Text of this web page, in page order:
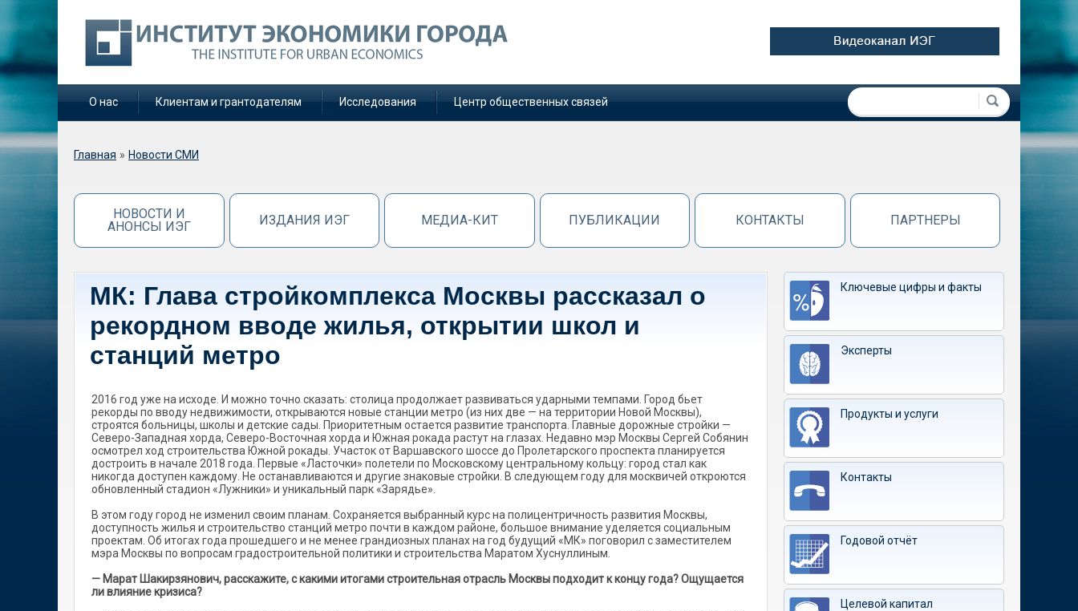
О нас Клиентам и грантодателям Исследования Центр общественных связей Форма поиска
Поиск
Вы здесь
Главная » Новости СМИ
НОВОСТИ И
АНОНСЫ ИЭГ
ИЗДАНИЯ ИЭГ МЕДИА-КИТ ПУБЛИКАЦИИ КОНТАКТЫ ПАРТНЕРЫ
МК: Глава стройкомплекса Москвы рассказал о
рекордном вводе жилья, открытии школ и
станций метро
2016 год уже на исходе. И можно точно сказать: столица продолжает развиваться ударными темпами. Город бьет
рекорды по вводу недвижимости, открываются новые станции метро (из них две — на территории Новой Москвы),
строятся больницы, школы и детские сады. Приоритетным остается развитие транспорта. Главные дорожные стройки —
Северо-Западная хорда, Северо-Восточная хорда и Южная рокада растут на глазах. Недавно мэр Москвы Сергей Собянин
осмотрел ход строительства Южной рокады. Участок от Варшавского шоссе до Пролетарского проспекта планируется
достроить в начале 2018 года. Первые «Ласточки» полетели по Московскому центральному кольцу: город стал как
никогда доступен каждому. Не останавливаются и другие знаковые стройки. В следующем году для москвичей откроются
обновленный стадион «Лужники» и уникальный парк «Зарядье».
В этом году город не изменил своим планам. Сохраняется выбранный курс на полицентричность развития Москвы,
доступность жилья и строительство станций метро почти в каждом районе, большое внимание уделяется социальным
проектам. Об итогах года прошедшего и не менее грандиозных планах на год будущий «МК» поговорил с заместителем
мэра Москвы по вопросам градостроительной политики и строительства Маратом Хуснуллиным.
— Марат Шакирзянович, расскажите, с какими итогами строительная отрасль Москвы подходит к концу года? Ощущается
ли влияние кризиса?
Ключевые цифры и факты
Эксперты
Продукты и услуги
Контакты
Годовой отчёт
Целевой капитал